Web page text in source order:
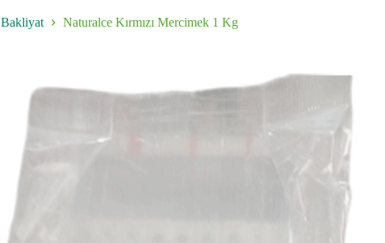
Bakliyat Naturalce Kırmızı Mercimek 1 Kg